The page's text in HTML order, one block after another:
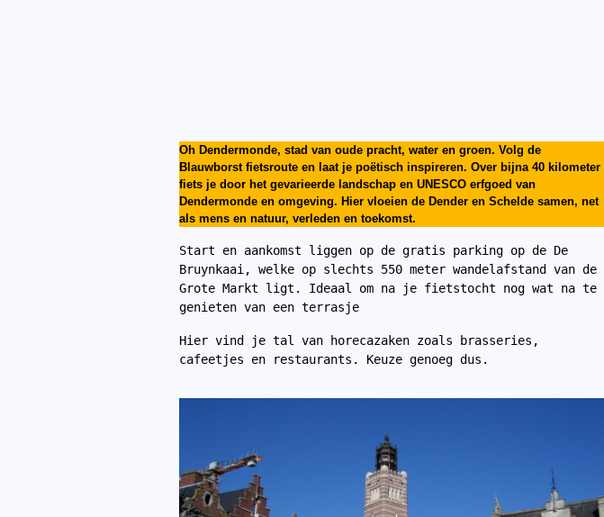
Oh Dendermonde, stad van oude pracht, water en groen. Volg de
Blauwborst fietsroute en laat je poëtisch inspireren. Over bijna 40 kilometer
fiets je door het gevarieerde landschap en UNESCO erfgoed van
Dendermonde en omgeving. Hier vloeien de Dender en Schelde samen, net
als mens en natuur, verleden en toekomst.
Start en aankomst liggen op de gratis parking op de De
Bruynkaai, welke op slechts 550 meter wandelafstand van de
Grote Markt ligt. Ideaal om na je fietstocht nog wat na te
genieten van een terrasje
Hier vind je tal van horecazaken zoals brasseries,
cafeetjes en restaurants. Keuze genoeg dus.